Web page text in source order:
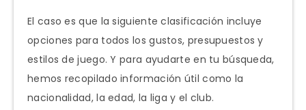
El caso es que la siguiente clasificación incluye
opciones para todos los gustos, presupuestos y
estilos de juego. Y para ayudarte en tu búsqueda,
hemos recopilado información útil como la
nacionalidad, la edad, la liga y el club.